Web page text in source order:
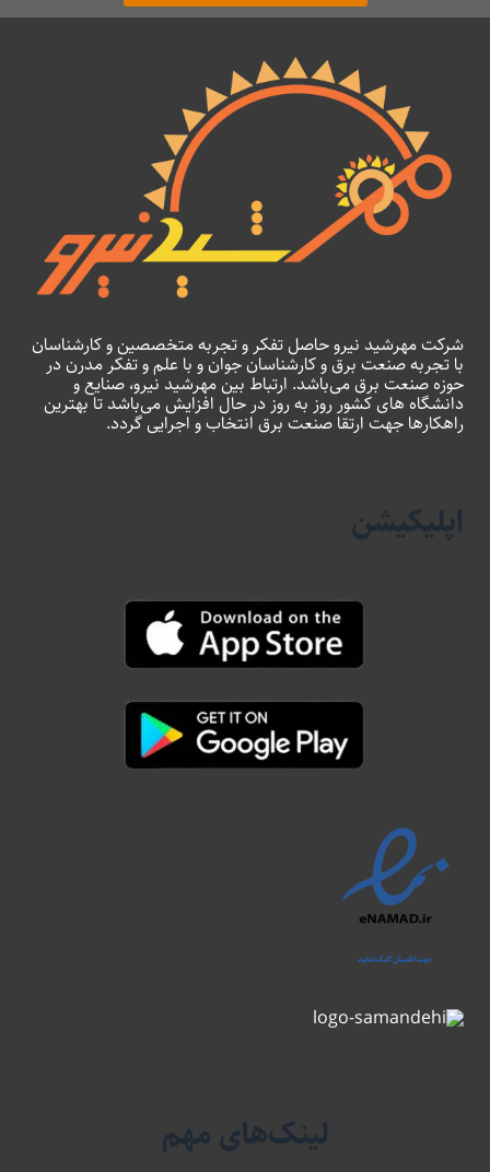
شرکت مهرشید نیرو حاصل تفکر و تجربه متخصصین و کارشناسان
با تجربه صنعت برق و کارشناسان جوان و با علم و تفکر مدرن در
حوزه صنعت برق می‌باشد. ارتباط بین مهرشید نیرو، صنایع و
دانشگاه های کشور روز به روز در حال افزایش می‌باشد تا بهترین
راهکارها جهت ارتقا صنعت برق انتخاب و اجرایی گردد.
اپلیکیشن
لینک‌های مهم